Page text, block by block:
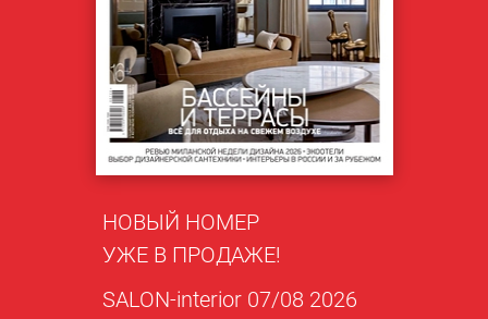
НОВЫЙ НОМЕР
УЖЕ В ПРОДАЖЕ!
SALON-interior 07/08 2026